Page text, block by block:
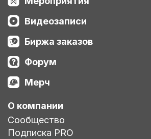
Видеозаписи
Биржа заказов
Форум
Мерч
О компании
Сообщество
Подписка PRO